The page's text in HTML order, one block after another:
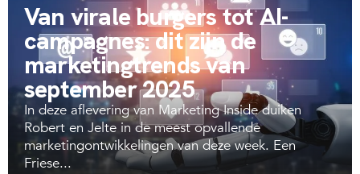
Van virale burgers tot AI-
campagnes: dit zijn de
marketingtrends van
september 2025
In deze aflevering van Marketing Inside duiken
Robert en Jelte in de meest opvallende
marketingontwikkelingen van deze week. Een
Friese...